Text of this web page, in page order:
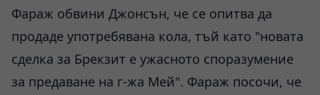
Фараж обвини Джонсън, че се опитва да
продаде употребявана кола, тъй като "новата
сделка за Брекзит е ужасното споразумение
за предаване на г-жа Мей". Фараж посочи, че